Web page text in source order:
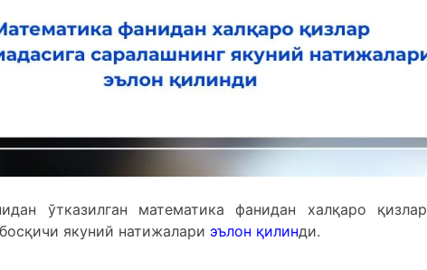
ўтказилган математика фанидан халқаро қизлар
якуний натижалари эълон қилинди.